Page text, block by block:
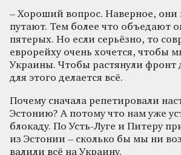
– Хороший вопрос. Наверное, они
путают. Тем более что объедают
пятерых. Но если серьёзно, то
еврорейху очень хочется, чтобы
Украины. Чтобы растянули фронт
для этого делается всё.
Почему сначала репетировали
Эстонию? А потому что нам уже
блокаду. По Усть-Луге и Питеру
из Эстонии – сколько бы мы ни
валили всё на Украину.